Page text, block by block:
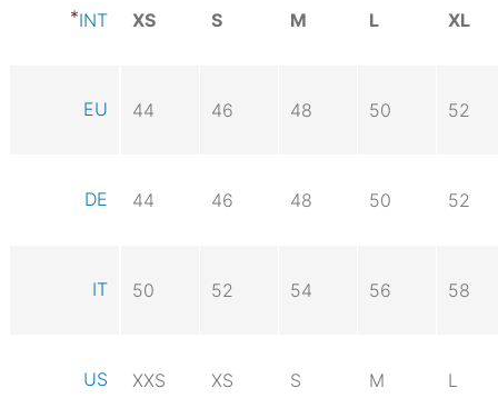
INT XS S M L XL
EU 44 46 48 50 52
DE 44 46 48 50 52
IT 50 52 54 56 58
US XXS XS S M L